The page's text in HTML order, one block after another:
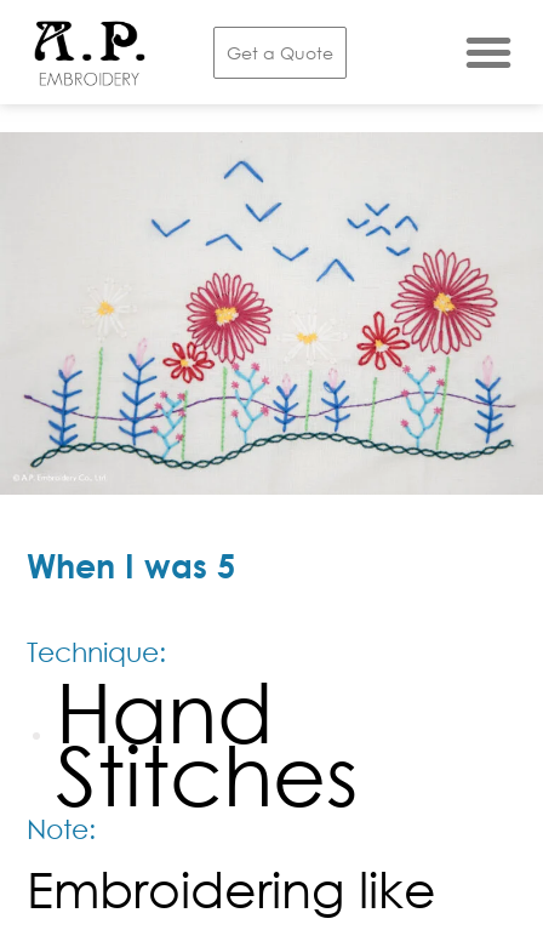
Get a Quote
When I was 5
Technique:
Hand
Stitches
Note:
Embroidering like